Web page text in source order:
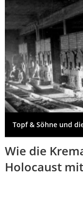
Topf & Söhne und
Wie die
Holocaust